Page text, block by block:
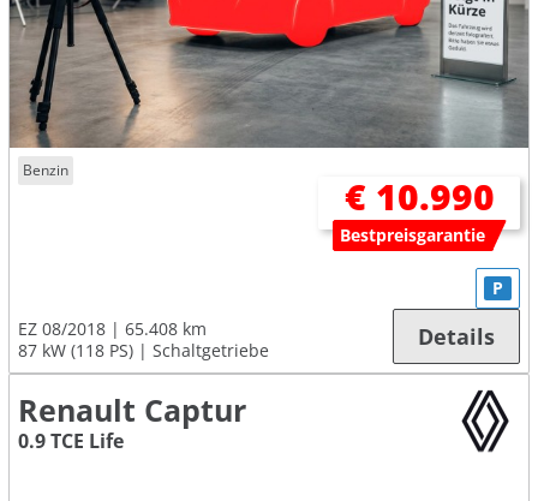
Benzin
€ 10.990
Bestpreisgarantie
EZ 08/2018
65.408 km
87 kW (118 PS)
Schaltgetriebe
P
Details
Renault Captur
0.9 TCE Life